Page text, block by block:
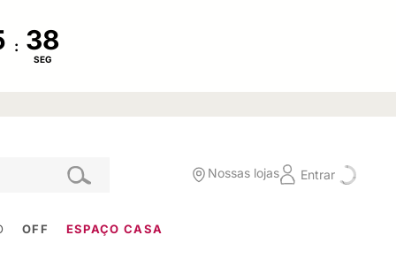
:
SEG
Nossas lojas Entrar
OFF ESPAÇO CASA